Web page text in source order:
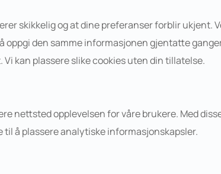
skikkelig og at dine preferanser forblir ukjent.
oppgi den samme informasjonen gjentatte
kan plassere slike cookies uten din tillatelse.
nettsted opplevelsen for våre brukere. Med
å plassere analytiske informasjonskapsler.